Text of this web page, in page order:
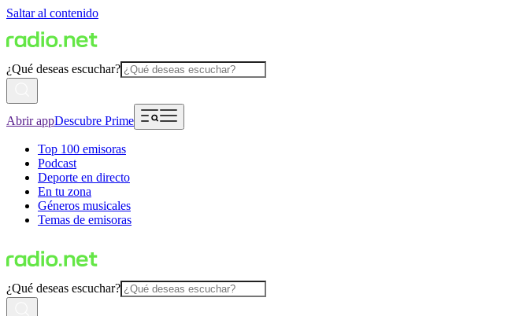
Saltar al contenido
¿Qué deseas escuchar?
Abrir appDescubre Prime
Top 100 emisoras
Podcast
Deporte en directo
En tu zona
Géneros musicales
Temas de emisoras
¿Qué deseas escuchar?